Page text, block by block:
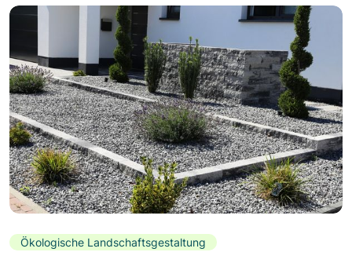
Ökologische Landschaftsgestaltung